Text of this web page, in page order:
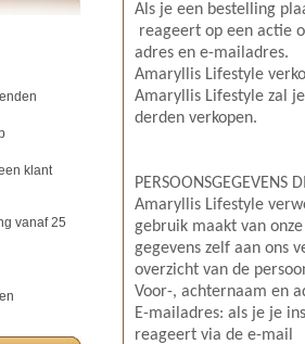
klant
vanaf 25
Als je een bestelling
reageert op een actie
adres en e-mailadres.
Amaryllis Lifestyle
Amaryllis Lifestyle zal
derden verkopen.
PERSOONSGEGEVENS
Amaryllis Lifestyle
gebruik maakt van
gegevens zelf aan ons
overzicht van de
Voor-, achternaam en
E-mailadres: als je je
reageert via de e-mail